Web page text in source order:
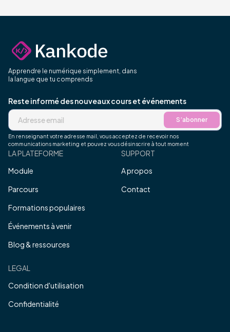
Apprendre le numérique simplement, dans
la langue que tu comprends
Reste informé des nouveaux cours et événements
S’abonner
En renseignant votre adresse mail, vous acceptez de recevoir nos
communications marketing et pouvez vous désinscrire à tout moment
LA PLATEFORME
Module
Parcours
Formations populaires
Événements à venir
Blog & ressources
SUPPORT
A propos
Contact
LEGAL
Condition d'utilisation
Confidentialité